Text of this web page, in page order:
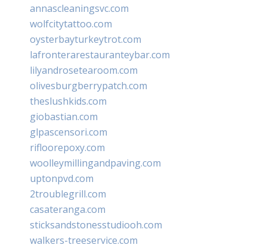
annascleaningsvc.com
wolfcitytattoo.com
oysterbayturkeytrot.com
lafronterarestauranteybar.com
lilyandrosetearoom.com
olivesburgberrypatch.com
theslushkids.com
giobastian.com
glpascensori.com
rifloorepoxy.com
woolleymillingandpaving.com
uptonpvd.com
2troublegrill.com
casateranga.com
sticksandstonesstudiooh.com
walkers-treeservice.com